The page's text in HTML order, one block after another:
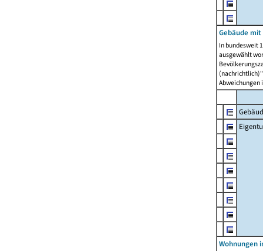
Gebäude
In bundesweit
ausgewählt
Abweichungen
Wohnungen